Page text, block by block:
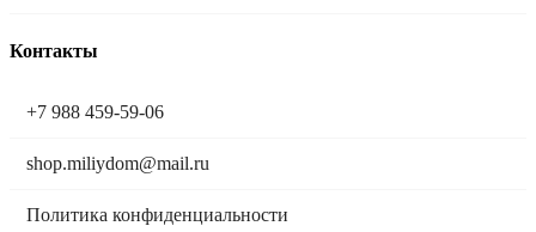
Контакты
+7 988 459-59-06
shop.miliydom@mail.ru
Политика конфиденциальности